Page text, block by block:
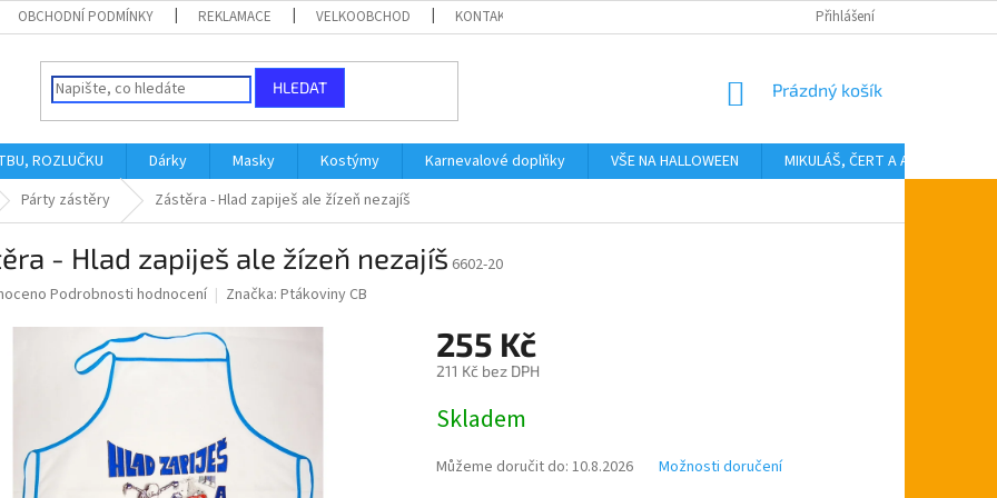
OBCHODNÍ PODMÍNKY REKLAMACE VELKOOBCHOD KONTAKTY Přihlášení
HLEDAT
NÁKUPNÍ
Prázdný košík
ROZLUČKU Dárky Masky Kostýmy Karnevalové doplňky VŠE NA HALLOWEEN MIKULÁŠ, ČERT A ANDĚL
Párty zástěry Zástěra - Hlad zapiješ ale žízeň nezajíš
- Hlad zapiješ ale žízeň nezajíš 6602-20
Podrobnosti hodnocení Značka: Ptákoviny CB
255 Kč
211 Kč bez DPH
cena:
Skladem
Můžeme doručit do: 10.8.2026 Možnosti doručení